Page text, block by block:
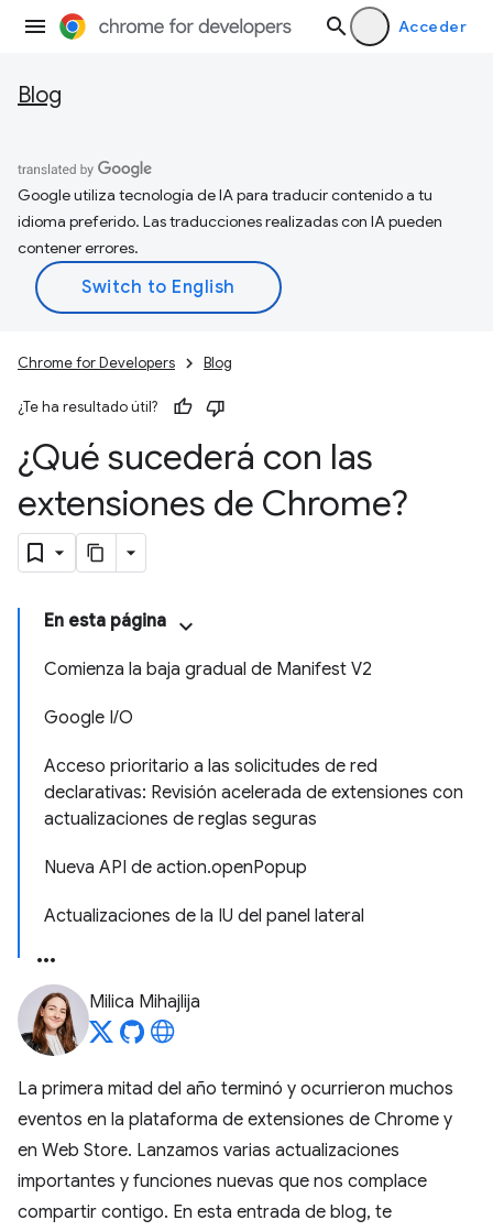
Acceder
Blog
Google utiliza tecnología de IA para traducir contenido a tu
idioma preferido. Las traducciones realizadas con IA pueden
contener errores.
Chrome for Developers Blog
¿Te ha resultado útil?
¿Qué sucederá con las
extensiones de Chrome?
En esta página
Comienza la baja gradual de Manifest V2
Google I/O
Acceso prioritario a las solicitudes de red
declarativas: Revisión acelerada de extensiones con
actualizaciones de reglas seguras
Nueva API de action.openPopup
Actualizaciones de la IU del panel lateral
Milica Mihajlija
La primera mitad del año terminó y ocurrieron muchos
eventos en la plataforma de extensiones de Chrome y
en Web Store. Lanzamos varias actualizaciones
importantes y funciones nuevas que nos complace
compartir contigo. En esta entrada de blog, te